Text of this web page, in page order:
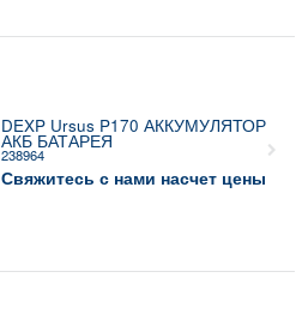
DEXP Ursus P170 АККУМУЛЯТОР
АКБ БАТАРЕЯ
238964
Свяжитесь с нами насчет цены